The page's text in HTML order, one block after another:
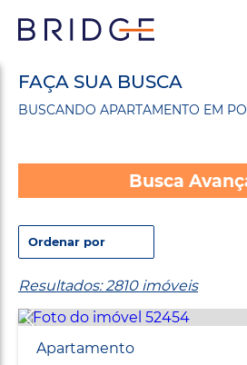
FAÇA SUA BUSCA
BUSCANDO APARTAMENTO EM
Busca
Resultados: 2810 imóveis
Apartamento